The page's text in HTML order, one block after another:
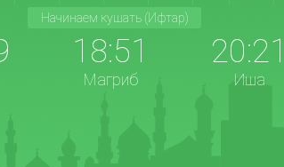
Начинаем кушать (Ифтар)
18:51
Магриб
20:21
Иша